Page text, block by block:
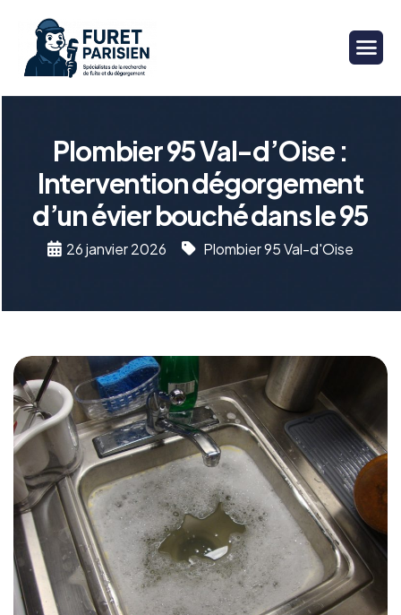
Plombier 95 Val-d’Oise :
Intervention dégorgement
d’un évier bouché dans le 95
26 janvier 2026 Plombier 95 Val-d'Oise